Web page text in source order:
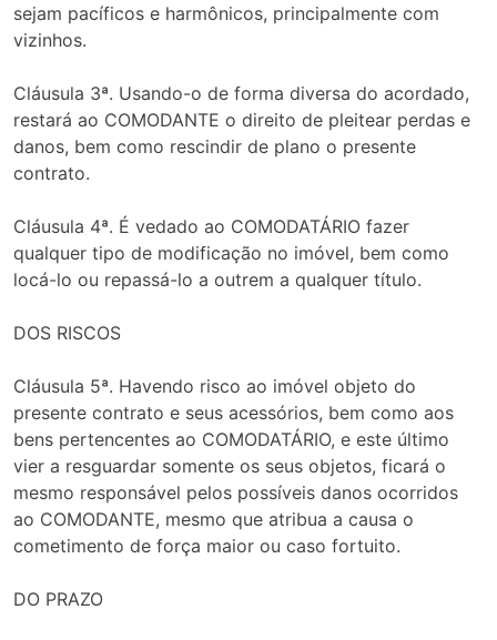
sejam pacíficos e harmônicos, principalmente com
vizinhos.
Cláusula 3ª. Usando-o de forma diversa do acordado,
restará ao COMODANTE o direito de pleitear perdas e
danos, bem como rescindir de plano o presente
contrato.
Cláusula 4ª. É vedado ao COMODATÁRIO fazer
qualquer tipo de modificação no imóvel, bem como
locá-lo ou repassá-lo a outrem a qualquer título.
DOS RISCOS
Cláusula 5ª. Havendo risco ao imóvel objeto do
presente contrato e seus acessórios, bem como aos
bens pertencentes ao COMODATÁRIO, e este último
vier a resguardar somente os seus objetos, ficará o
mesmo responsável pelos possíveis danos ocorridos
ao COMODANTE, mesmo que atribua a causa o
cometimento de força maior ou caso fortuito.
DO PRAZO